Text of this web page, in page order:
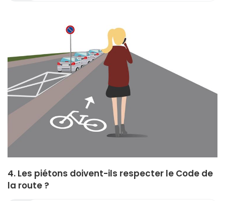
4. Les piétons doivent-ils respecter le Code de
la route ?